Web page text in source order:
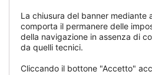
La chiusura del banner
comporta il permanere delle
della navigazione in assenza di
da quelli tecnici.
Cliccando il bottone "Accetto"